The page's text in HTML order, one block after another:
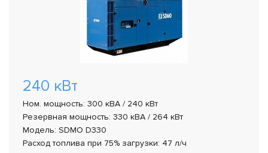
240 кВт
Ном. мощность: 300 кВА / 240 кВт
Резервная мощность: 330 кВА / 264 кВт
Модель: SDMO D330
Расход топлива при 75% загрузки: 47 л/ч